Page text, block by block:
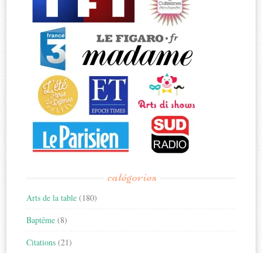
catégories
Arts de la table (180)
Baptême (8)
Citations (21)